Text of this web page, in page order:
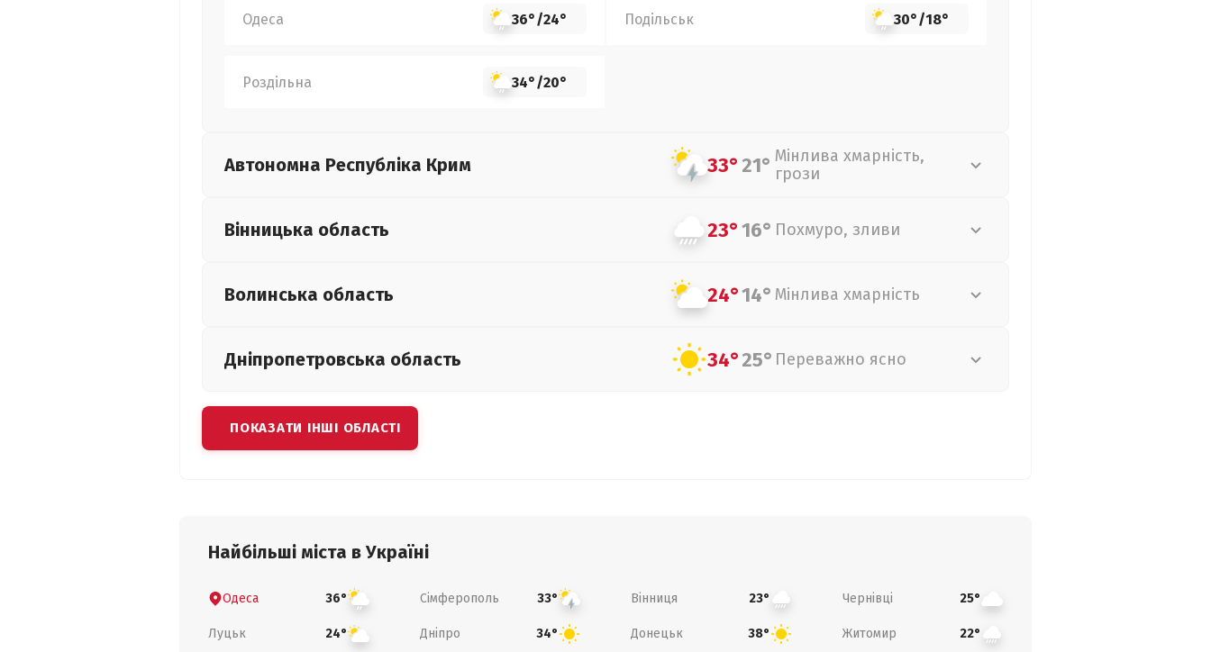
Одеса 36°/24° Подільськ 30°/18°
Роздільна 34°/20°
Автономна Республіка Крим 33°21° Мінлива хмарність,
грози
Вінницька область 23°16° Похмуро, зливи
Волинська область 24°14° Мінлива хмарність
Дніпропетровська область 34°25° Переважно ясно
ПОКАЗАТИ ІНШІ ОБЛАСТІ
Найбільші міста в Україні
Одеса 36° Сімферополь 33° Вінниця 23° Чернівці 25°
Луцьк 24° Дніпро 34° Донецьк 38° Житомир 22°